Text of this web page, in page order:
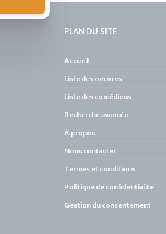
PLAN DU SITE
Accueil
Liste des oeuvres
Liste des comédiens
Recherche avancée
À propos
Nous contacter
Termes et conditions
Politique de confidentialité
Gestion du consentement